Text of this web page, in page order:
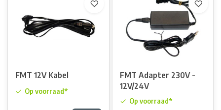
FMT 12V Kabel
Op voorraad*
FMT Adapter 230V -
12V/24V
Op voorraad*